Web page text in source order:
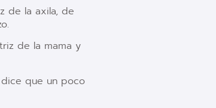
de la axila, de
de la mama y
que un poco